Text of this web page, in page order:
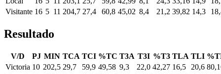
Visitante 16 5 11 204,7 27,4 60,8 45,02 8,4 21,2 39,82 14,3
Resultado
V/D PJ MIN TCA TCI %TC T3A T3I %T3 TLA TLI
Victoria 10 202,5 29,7 59,9 49,58 9,3 22,0 42,27 16,5 20,6